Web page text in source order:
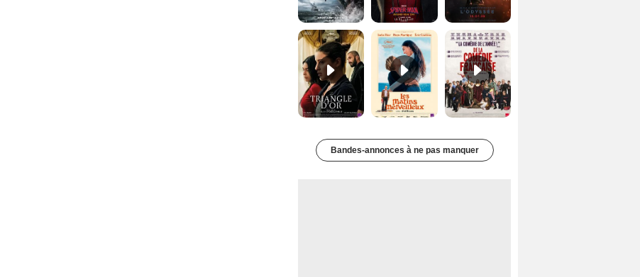
Le Triangle d'or Bande-annonce VF De la Comédie-Française Teaser VF
Bandes-annonces à ne pas manquer